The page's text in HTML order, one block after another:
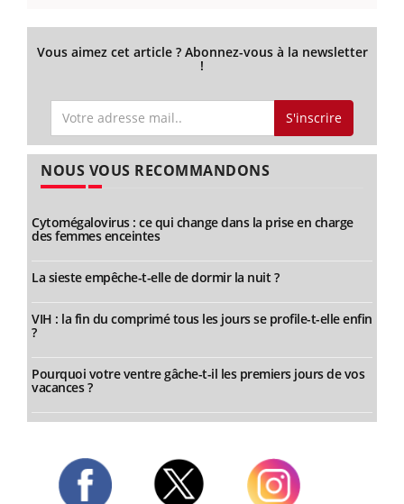
Vous aimez cet article ? Abonnez-vous à la newsletter
!
S'inscrire
NOUS VOUS RECOMMANDONS
Cytomégalovirus : ce qui change dans la prise en charge
des femmes enceintes
La sieste empêche-t-elle de dormir la nuit ?
VIH : la fin du comprimé tous les jours se profile-t-elle enfin
?
Pourquoi votre ventre gâche-t-il les premiers jours de vos
vacances ?